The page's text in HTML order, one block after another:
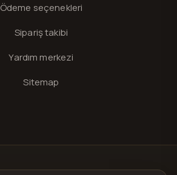
Ödeme seçenekleri
Sipariş takibi
Yardım merkezi
Sitemap